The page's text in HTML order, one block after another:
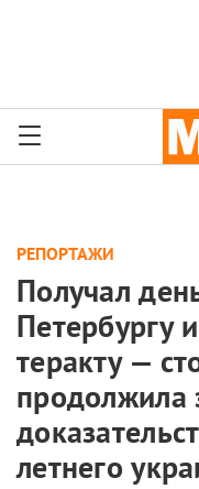
РЕПОРТАЖИ
Получал
Петербургу
теракту —
продолжила
летнего